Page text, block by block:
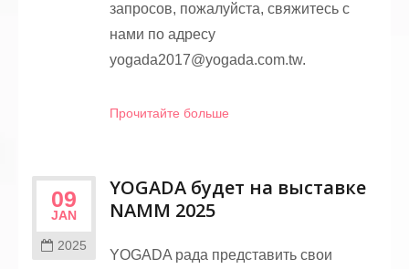
запросов, пожалуйста, свяжитесь с
нами по адресу
yogada2017@yogada.com.tw.
Прочитайте больше
09
JAN
2025
YOGADA будет на выставке
NAMM 2025
YOGADA рада представить свои